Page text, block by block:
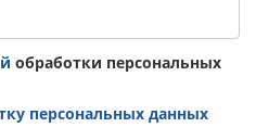
обработки персональных
персональных данных